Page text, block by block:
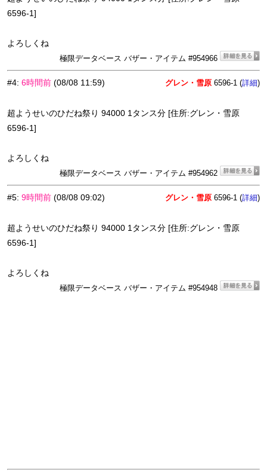
6596-1]
よろしくね
極限データベース バザー・アイテム #954966
#4: 6時間前 (08/08 11:59) グレン・雪原 6596-1 (詳細)
超ようせいのひだね祭り 94000 1タンス分 [住所:グレン・雪原
6596-1]
よろしくね
極限データベース バザー・アイテム #954962
#5: 9時間前 (08/08 09:02) グレン・雪原 6596-1 (詳細)
超ようせいのひだね祭り 94000 1タンス分 [住所:グレン・雪原
6596-1]
よろしくね
極限データベース バザー・アイテム #954948